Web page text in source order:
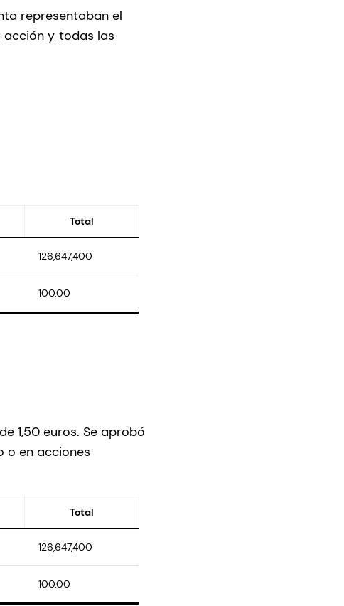
representaban el
acción y todas las
Total
126,647,400
100.00
1,50 euros. Se aprobó
o en acciones
Total
126,647,400
100.00